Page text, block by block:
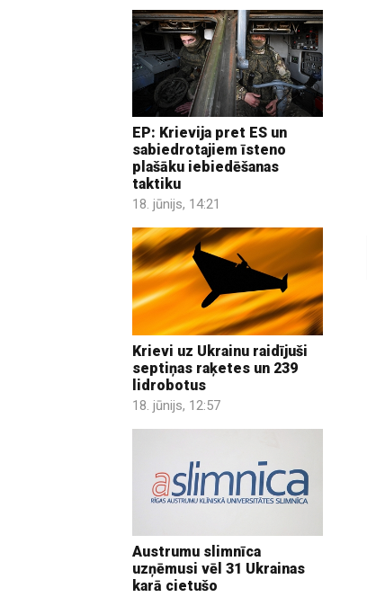
EP: Krievija pret ES un
sabiedrotajiem īsteno
plašāku iebiedēšanas
taktiku
18. jūnijs, 14:21
Krievi uz Ukrainu raidījuši
septiņas raķetes un 239
lidrobotus
18. jūnijs, 12:57
Austrumu slimnīca
uzņēmusi vēl 31 Ukrainas
karā cietušo